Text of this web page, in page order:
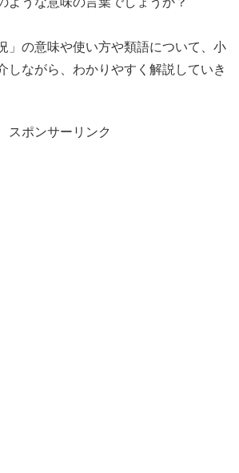
」の意味や使い方や類語について、小
しながら、わかりやすく解説していき
スポンサーリンク